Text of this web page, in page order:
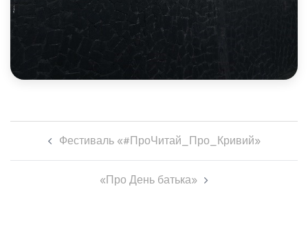
Фестиваль «#ПроЧитай_Про_Кривий»
«Про День батька»